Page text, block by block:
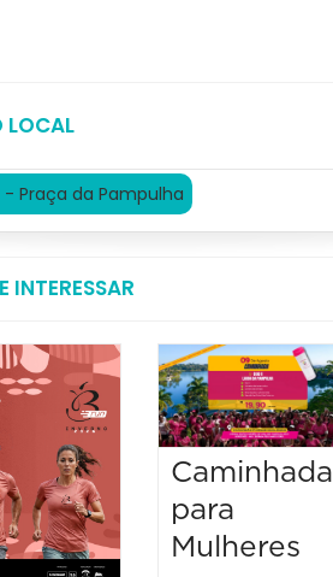
LOCAL
Praça da Pampulha
INTERESSAR
Caminhada
para
Mulheres